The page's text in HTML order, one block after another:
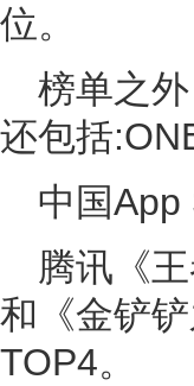
位。
榜单之
还包括
中国App
腾讯《
和《金铲
TOP4。